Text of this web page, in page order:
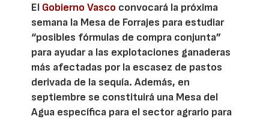
El Gobierno Vasco convocará la próxima
semana la Mesa de Forrajes para estudiar
“posibles fórmulas de compra conjunta”
para ayudar a las explotaciones ganaderas
más afectadas por la escasez de pastos
derivada de la sequía. Además, en
septiembre se constituirá una Mesa del
Agua específica para el sector agrario para